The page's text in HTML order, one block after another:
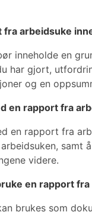
fra arbeidsuke
inneholde en
har gjort,
og en
en rapport fra
en rapport fra
videre.
en rapport
brukes som